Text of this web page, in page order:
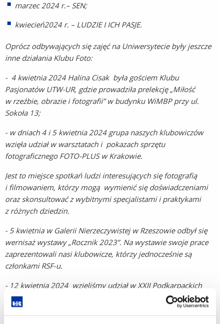
marzec 2024 r.– SEN;
kwiecień2024 r. – LUDZIE I ICH PASJE.
Oprócz odbywających się zajęć na Uniwersytecie były jeszcze
inne działania Klubu Foto:
- 4 kwietnia 2024 Halina Cisak była gościem Klubu
Pasjonatów UTW-UR, gdzie prowadziła prelekcję „Miłość
w rzeźbie, obrazie i fotografii” w budynku WiMBPprzy ul.
Sokoła 13;
- w dniach 4 i 5 kwietnia 2024 grupa naszych klubowiczów
wzięła udział w warsztatach i pokazach sprzętu
fotograficznego FOTO-PLUS w Krakowie.
Jest to miejsce spotkań ludzi interesujących się fotografią
i filmowaniem, którzy mogą wymienić się doświadczeniami
oraz skonsultować z wybitnymi specjalistamii praktykami
z różnych dziedzin.
- 5 kwietnia w Galerii Nierzeczywistej w Rzeszowie odbył się
wernisaż wystawy „Rocznik 2023”. Na wystawie swoje prace
zaprezentowali nasi klubowicze, którzy jednocześnie są
członkami RSF-u.
- 12 kwietnia 2024 wzięliśmy udział w XXII Podkarpackich
Konfrontacjach Fotograficznych organizowanych pod
patronatem Fotoklubu Rzeczpospolitej Polskiej